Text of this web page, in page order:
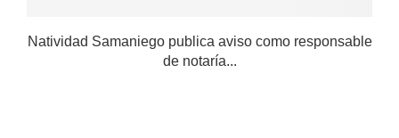
Natividad Samaniego publica aviso como responsable
de notaría...